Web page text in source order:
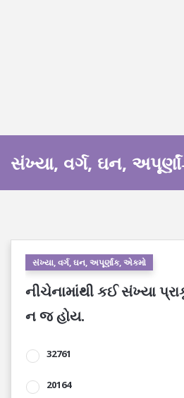
સંખ્યા, વર્ગ, ઘન,
સંખ્યા, વર્ગ, ઘન, અપૂર્ણાંક, એકમો
નીચેનામાંથી કઈ સંખ્યા
ન જ હોય.
32761
20164